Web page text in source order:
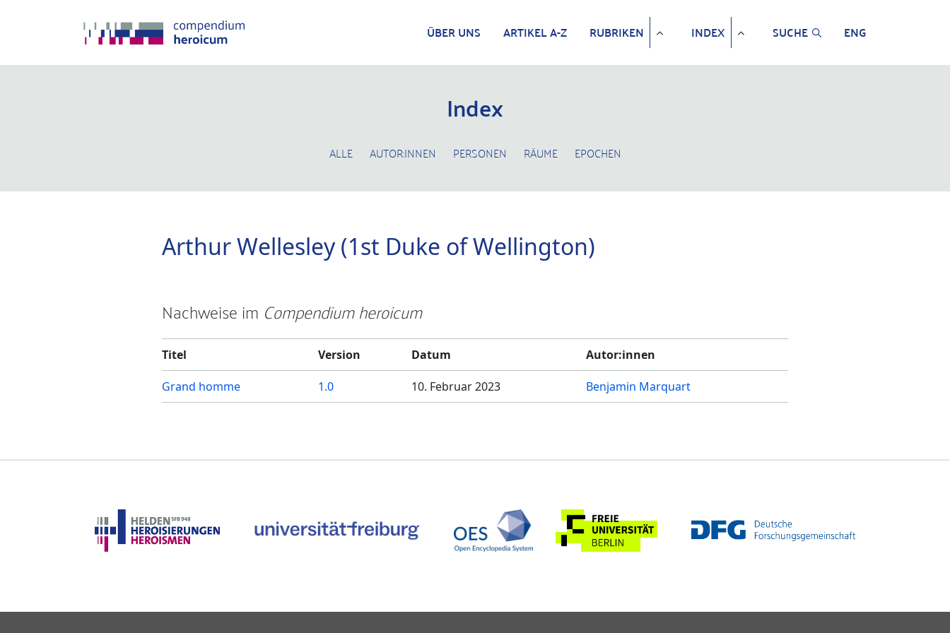
ÜBER UNS ARTIKEL A-Z RUBRIKEN INDEX SUCHE ENG
Index
ALLE AUTOR:INNEN PERSONEN RÄUME EPOCHEN
Arthur Wellesley (1st Duke of Wellington)
Nachweise im Compendium heroicum
Titel Version Datum Autor:innen
Grand homme 1.0 10. Februar 2023 Benjamin Marquart